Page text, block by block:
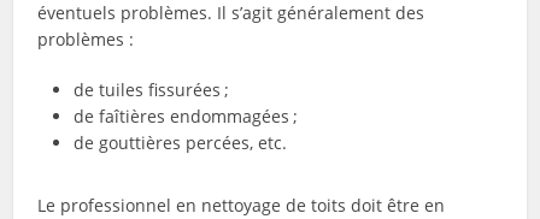
éventuels problèmes. Il s’agit généralement des
problèmes :
de tuiles fissurées ;
de faîtières endommagées ;
de gouttières percées, etc.
Le professionnel en nettoyage de toits doit être en